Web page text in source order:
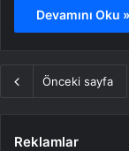
Devamını Oku »
Önceki sayfa
Reklamlar